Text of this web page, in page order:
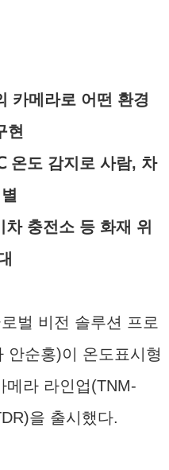
카메라로 어떤 환경
현
온도 감지로 사람, 차
충전소 등 화재 위
벌 비전 솔루션 프로
안순홍)이 온도표시형
메라 라인업(TNM-
을 출시했다.